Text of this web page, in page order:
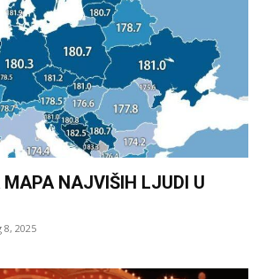
NAJVIŠIH LJUDI U
8, 2025